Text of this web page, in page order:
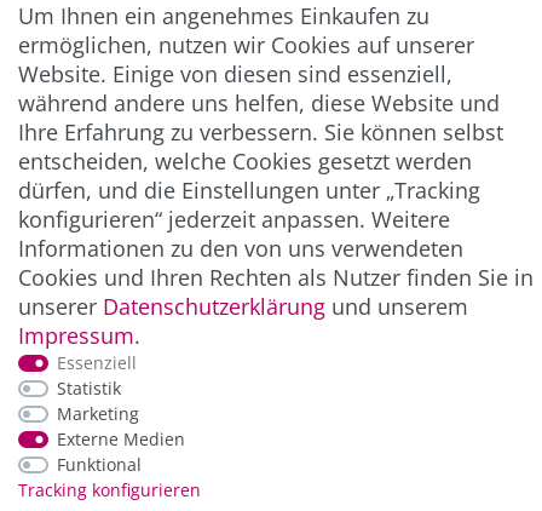
** Hierbei handelt es sich um ein Pflichtfeld.
ZAHLUNG & VERSAND
*Alle Preise inkl. der gesetzl. MwSt. zzgl.
und Versandkosten
Um Ihnen ein angenehmes Einkaufen zu
ermöglichen, nutzen wir Cookies auf unserer
Website. Einige von diesen sind essenziell,
während andere uns helfen, diese Website und
Ihre Erfahrung zu verbessern. Sie können selbst
entscheiden, welche Cookies gesetzt werden
dürfen, und die Einstellungen unter „Tracking
konfigurieren“ jederzeit anpassen. Weitere
Informationen zu den von uns verwendeten
Cookies und Ihren Rechten als Nutzer finden Sie in
unserer Daten­schutz­erklärung und unserem
Impressum.
Essenziell
Statistik
Marketing
Externe Medien
Funktional
Tracking konfigurieren
© Copyright 2026 Alle Rechte vorbehalten. |